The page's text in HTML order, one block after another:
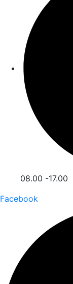
08.00 -17.00
Facebook